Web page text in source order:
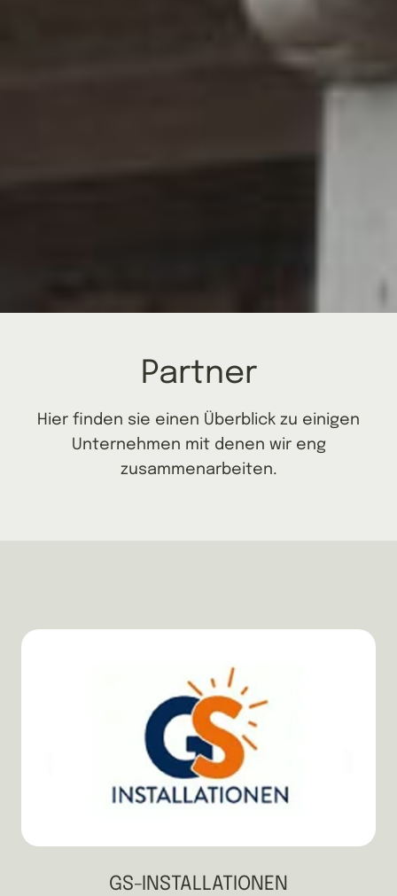
Partner
Hier finden sie einen Überblick zu einigen
Unternehmen mit denen wir eng
zusammenarbeiten.
GS-INSTALLATIONEN